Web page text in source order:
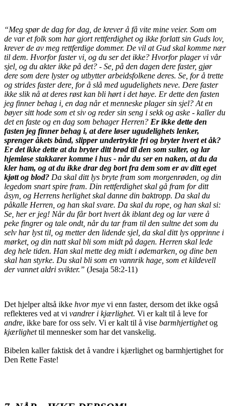
“Meg spør de dag for dag, de krever å få vite mine veier. Som om
de var et folk som har gjort rettferdighet og ikke forlatt sin Guds lov,
krever de av meg rettferdige dommer. De vil at Gud skal komme nær
til dem. Hvorfor faster vi, og du ser det ikke? Hvorfor plager vi vår
sjel, og du akter ikke på det? - Se, på den dagen dere faster, gjør
dere som dere lyster og utbytter arbeidsfolkene deres. Se, for å trette
og strides faster dere, for å slå med ugudelighets neve. Dere faster
ikke slik nå at deres røst kan bli hørt i det høye. Er dette den fasten
jeg finner behag i, en dag når et menneske plager sin sjel? At en
bøyer sitt hode som et siv og reder sin seng i sekk og aske - kaller du
det en faste og en dag som behager Herren? Er ikke dette den
fasten jeg finner behag i, at dere løser ugudelighets lenker,
sprenger åkets bånd, slipper undertrykte fri og bryter hvert et åk?
Er det ikke dette at du bryter ditt brød til den som sulter, og lar
hjemløse stakkarer komme i hus - når du ser en naken, at du da
kler ham, og at du ikke drar deg bort fra dem som er av ditt eget
kjøtt og blod? Da skal ditt lys bryte fram som morgenrøden, og din
legedom snart spire fram. Din rettferdighet skal gå fram for ditt
åsyn, og Herrens herlighet skal danne din baktropp. Da skal du
påkalle Herren, og han skal svare. Da skal du rope, og han skal si:
Se, her er jeg! Når du får bort hvert åk iblant deg og lar være å
peke fingrer og tale ondt, når du tar fram til den sultne det som du
selv har lyst til, og metter den lidende sjel, da skal ditt lys opprinne i
mørket, og din natt skal bli som midt på dagen. Herren skal lede
deg hele tiden. Han skal mette deg midt i ødemarken, og dine ben
skal han styrke. Du skal bli som en vannrik hage, som et kildevell
der vannet aldri svikter.” (Jesaja 58:2-11)
Det hjelper altså ikke hvor mye vi enn faster, dersom det ikke også
reflekteres ved at vi vandrer i kjærlighet. Vi er kalt til å leve for
andre, ikke bare for oss selv. Vi er kalt til å vise barmhjertighetog
kjærlighettil mennesker som har det vanskelig.
Bibelen kaller faktisk det å vandre i kjærlighet og barmhjertighet for
Den Rette Faste!